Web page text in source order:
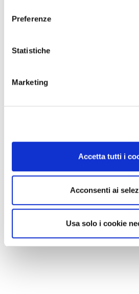
Preferenze
Statistiche
Marketing
Accetta tutti i
Acconsenti ai
Usa solo i cookie